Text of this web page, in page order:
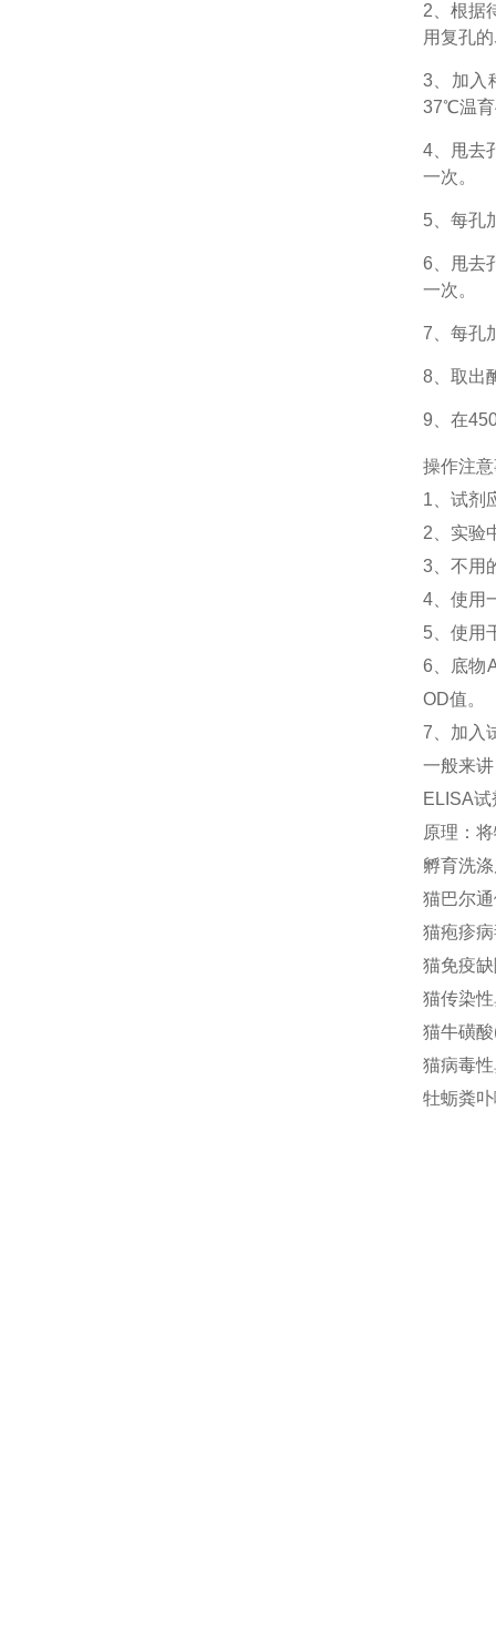
2、根据
用复孔
3、加入
37℃温育
4、甩去
一次。
5、每孔
6、甩去
一次。
7、每孔
8、取出
9、在
操作注
1、 试剂
2、 实验
3、 不用
4、 使用
5、 使用
6、
底物
OD值。
7、加入
一般来
ELISA
原理：
孵育洗
猫巴尔
猫疱疹
猫免疫
猫传染
猫牛磺
猫病毒
牡蛎粪